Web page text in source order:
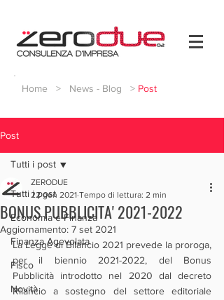
Home > News - Blog > Post
Post
Tutti i post
Economia e Finanza
Finanza Agevolata
Fisco
Novità
Tutti i post
BONUS PUBBLICITA' 2021-2022
ZERODUE
22 gen 2021 Tempo di lettura: 2 min
Aggiornamento: 7 set 2021
La Legge di Bilancio 2021 prevede la proroga,
per il biennio 2021-2022, del Bonus
Pubblicità introdotto nel 2020 dal decreto
Rilancio a sostegno del settore editoriale